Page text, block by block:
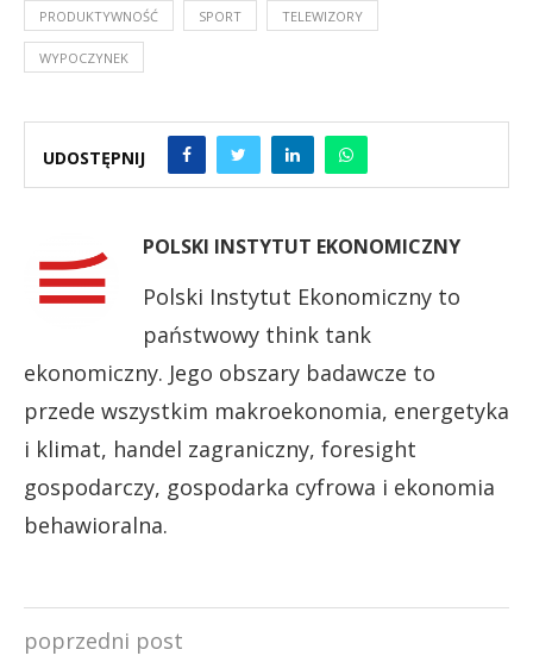
PRODUKTYWNOŚĆ SPORT TELEWIZORY
WYPOCZYNEK
UDOSTĘPNIJ
POLSKI INSTYTUT EKONOMICZNY
Polski Instytut Ekonomiczny to
państwowy think tank
ekonomiczny. Jego obszary badawcze to
przede wszystkim makroekonomia, energetyka
i klimat, handel zagraniczny, foresight
gospodarczy, gospodarka cyfrowa i ekonomia
behawioralna.
poprzedni post